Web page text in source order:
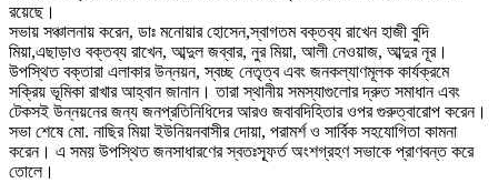
রয়েছে।
সভায় সঞ্চালনায় করেন, ডাঃ মনোয়ার হোসেন,স্বাগতম বক্তব্য রাখেন হাজী বুদি
মিয়া,এছাড়াও বক্তব্য রাখেন, আব্দুল জব্বার, নুর মিয়া, আলী নেওয়াজ, আব্দুর নূর।
উপস্থিত বক্তারা এলাকার উন্নয়ন, স্বচ্ছ নেতৃত্ব এবং জনকল্যাণমূলক কার্যক্রমে
সক্রিয় ভূমিকা রাখার আহ্বান জানান। তারা স্থানীয় সমস্যাগুলোর দ্রুত সমাধান এবং
টেকসই উন্নয়নের জন্য জনপ্রতিনিধিদের আরও জবাবদিহিতার ওপর গুরুত্বারোপ করেন।
সভা শেষে মো. নাছির মিয়া ইউনিয়নবাসীর দোয়া, পরামর্শ ও সার্বিক সহযোগিতা কামনা
করেন। এ সময় উপস্থিত জনসাধারণের স্বতঃস্ফূর্ত অংশগ্রহণ সভাকে প্রাণবন্ত করে
তোলে।